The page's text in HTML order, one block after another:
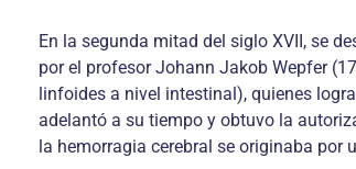
En la segunda mitad del siglo XVII, se
por el profesor Johann Jakob Wepfer
linfoides a nivel intestinal), quienes
adelantó a su tiempo y obtuvo la
la hemorragia cerebral se originaba por